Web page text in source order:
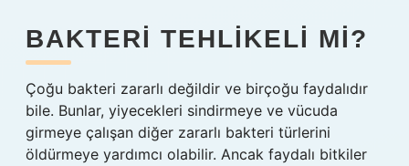
BAKTERI TEHLIKELI MI?
Çoğu bakteri zararlı değildir ve birçoğu faydalıdır
bile. Bunlar, yiyecekleri sindirmeye ve vücuda
girmeye çalışan diğer zararlı bakteri türlerini
öldürmeye yardımcı olabilir. Ancak faydalı bitkiler